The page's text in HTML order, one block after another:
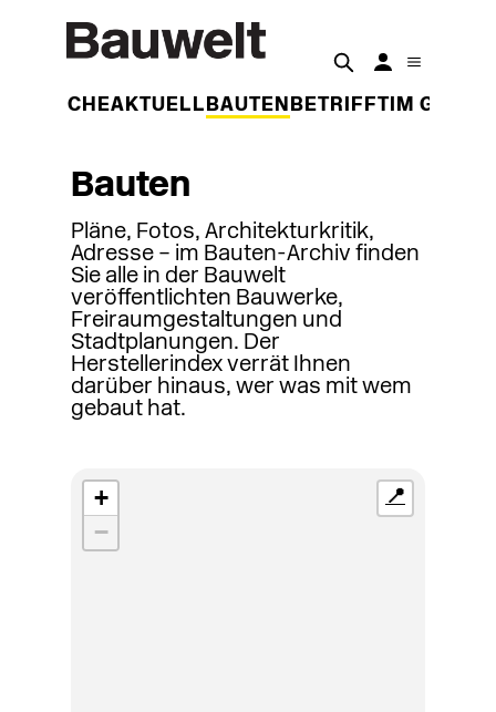
WOCHEAKTUELL BAUTEN BETRIFFT IM
Bauten
Pläne, Fotos, Architekturkritik,
Adresse – im Bauten-Archiv finden
Sie alle in der Bauwelt
veröffentlichten Bauwerke,
Freiraumgestaltungen und
Stadtplanungen. Der
Herstellerindex verrät Ihnen
darüber hinaus, wer was mit wem
gebaut hat.
+
−
📍